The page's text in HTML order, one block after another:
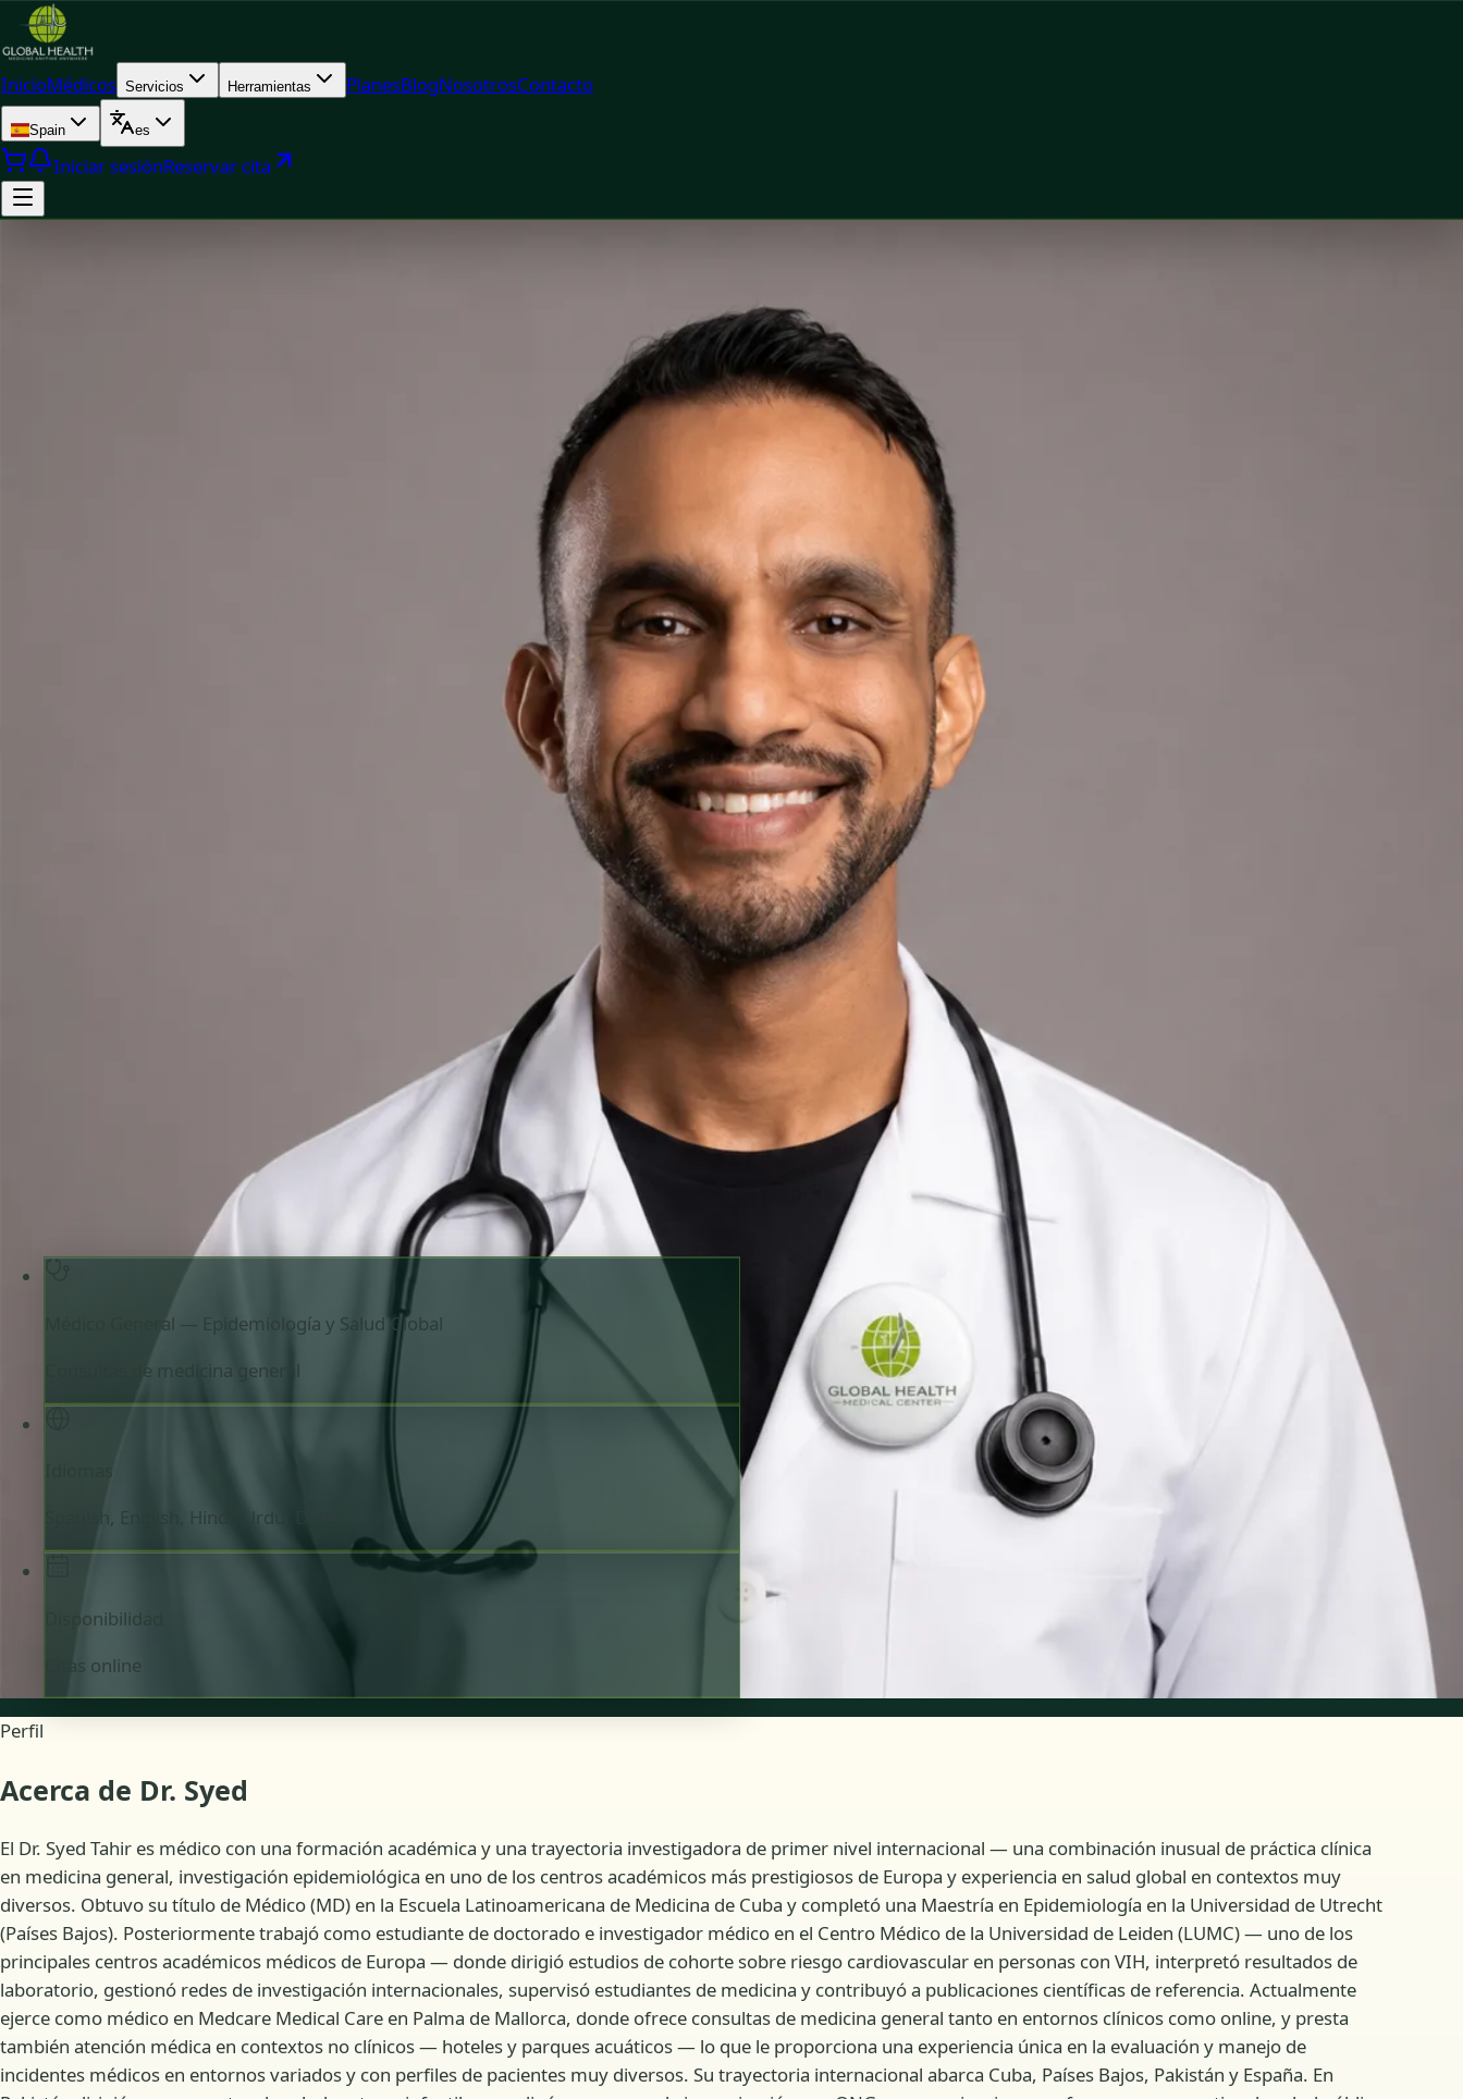
InicioMédicos Servicios Herramientas PlanesBlogNosotrosContacto
Spain es
Iniciar sesiónReservar cita
Doctor
Dr. Syed Tahir — General Medicine Physician, Global Health Spain Dr. Syed Tahir — General Medicine Physician at Global Health Spain. Book an online video consultation.
Revise los detalles del perfil del médico, las áreas de consulta y las opciones de reserva
Médico General — Epidemiología y Salud Global Spain
Spanish, English, Hindi,
Consulta online disponible Perfil verificado
Elegir hora con Syed Verificar registro
Médico General — Epidemiología y Salud Global
Consultas de medicina general
Spanish, English, Hindi, Urdu, Dutch
Disponibilidad
Citas online
Perfil
Acerca de Dr. Syed
El Dr. Syed Tahir es médico con una formación académica y una trayectoria investigadora de primer nivel internacional — una combinación inusual de práctica clínica
en medicina general, investigación epidemiológica en uno de los centros académicos más prestigiosos de Europa y experiencia en salud global en contextos muy
diversos. Obtuvo su título de Médico (MD) en la Escuela Latinoamericana de Medicina de Cuba y completó una Maestría en Epidemiología en la Universidad de Utrecht
(Países Bajos). Posteriormente trabajó como estudiante de doctorado e investigador médico en el Centro Médico de la Universidad de Leiden (LUMC) — uno de los
principales centros académicos médicos de Europa — donde dirigió estudios de cohorte sobre riesgo cardiovascular en personas con VIH, interpretó resultados de
laboratorio, gestionó redes de investigación internacionales, supervisó estudiantes de medicina y contribuyó a publicaciones científicas de referencia. Actualmente
ejerce como médico en Medcare Medical Care en Palma de Mallorca, donde ofrece consultas de medicina general tanto en entornos clínicos como online, y presta
también atención médica en contextos no clínicos — hoteles y parques acuáticos — lo que le proporciona una experiencia única en la evaluación y manejo de
incidentes médicos en entornos variados y con perfiles de pacientes muy diversos. Su trayectoria internacional abarca Cuba, Países Bajos, Pakistán y España. En